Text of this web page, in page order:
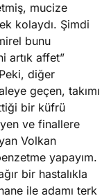
mucize
kolaydı. Şimdi
bunu
artık affet”
diğer
geçen, takımı
bir küfrü
ve finallere
Volkan
yapayım.
bir hastalıkla
ile adamı terk